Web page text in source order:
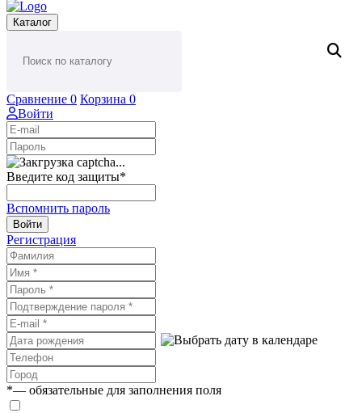
Каталог
Сравнение 0 Корзина 0
Войти
Введите код защиты*
Вспомнить пароль
Войти
Регистрация
*— обязательные для заполнения поля